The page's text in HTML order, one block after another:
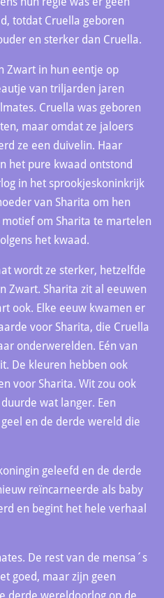
totdat Cruella geboren
en sterker dan Cruella.
Zwart in hun eentje op
van triljarden jaren
Cruella was geboren
maar omdat ze jaloers
ze een duivelin. Haar
het pure kwaad ontstond
in het sprookjeskoninkrijk
van Sharita om hen
om Sharita te martelen
het kwaad.
wordt ze sterker, hetzelfde
Zwart. Sharita zit al eeuwen
ook. Elke eeuw kwamen er
voor Sharita, die Cruella
onderwerelden. Eén van
De kleuren hebben ook
voor Sharita. Wit zou ook
wat langer. Een
en de derde wereld die
geleefd en de derde
reïncarneerde als baby
en begint het hele verhaal
De rest van de mensa´s
goed, maar zijn geen